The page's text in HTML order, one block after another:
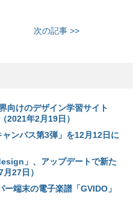
次の記事 >>
向けのデザイン学習サイト
2021年2月19日）
ンパス第3弾」を12⽉12⽇に
」、アップデートで新た
27日）
端末の電子楽譜「GVIDO」